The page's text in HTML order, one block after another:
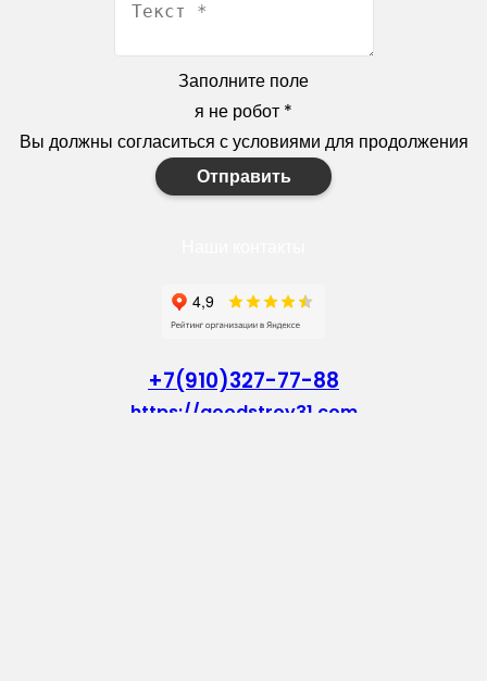
Заполните поле
я не робот *
Вы должны согласиться с условиями для продолжения
Отправить
+7(910)327-77-88
https://goodstroy31.com